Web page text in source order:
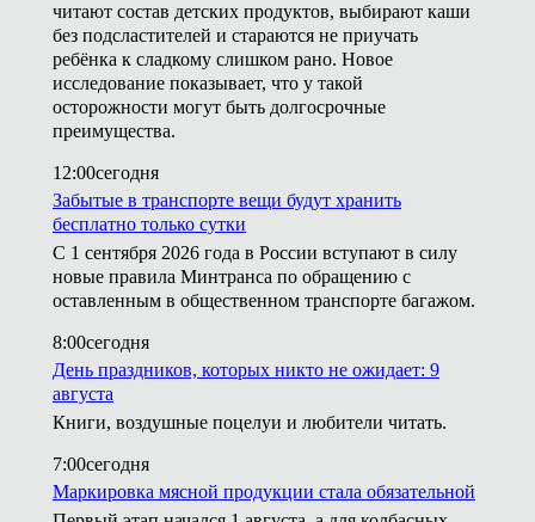
читают состав детских продуктов, выбирают каши
без подсластителей и стараются не приучать
ребёнка к сладкому слишком рано. Новое
исследование показывает, что у такой
осторожности могут быть долгосрочные
преимущества.
12:00сегодня
Забытые в транспорте вещи будут хранить
бесплатно только сутки
С 1 сентября 2026 года в России вступают в силу
новые правила Минтранса по обращению с
оставленным в общественном транспорте багажом.
8:00сегодня
День праздников, которых никто не ожидает: 9
августа
Книги, воздушные поцелуи и любители читать.
7:00сегодня
Маркировка мясной продукции стала обязательной